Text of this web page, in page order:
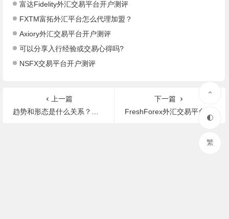
富达Fidelity外汇交易平台开户测评
FXTM富拓外汇平台怎么代理加盟？
Axiory外汇交易平台开户测评
可以分享入行经验或交易心得吗?
NSFX交易平台开户测评
上一篇
趋势和形态是什么关系？为什么有人说形态是趋势之母？希望各位前辈讲解的时候有图解，谢谢！?
下一篇
FreshForex外汇交易平台开户测评
繁